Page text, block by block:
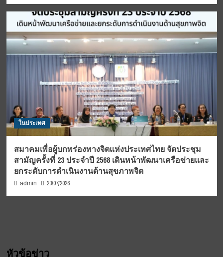
ในประเทศ
สมาคมเพื่อผู้บกพร่องทางจิตแห่งประเทศไทย จัดประชุม
สามัญครั้งที่ 23 ประจำปี 2568 เดินหน้าพัฒนาเครือข่ายและ
ยกระดับการดำเนินงานด้านสุขภาพจิต
admin 23/07/2026
หัวข้อข่าว